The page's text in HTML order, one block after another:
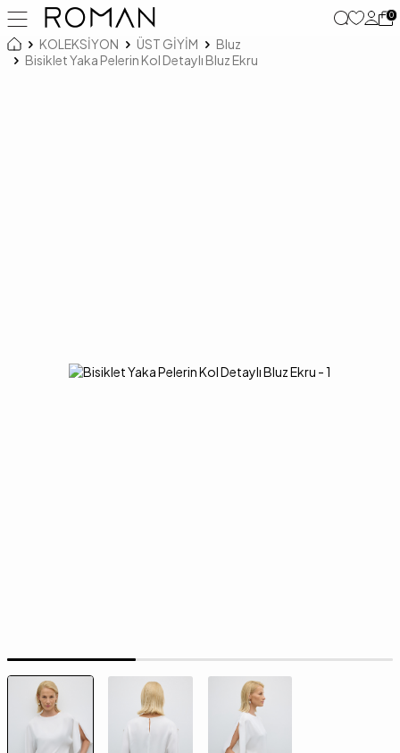
0
KOLEKSİYON ÜST GİYİM
Bluz
Bisiklet Yaka Pelerin Kol Detaylı Bluz Ekru